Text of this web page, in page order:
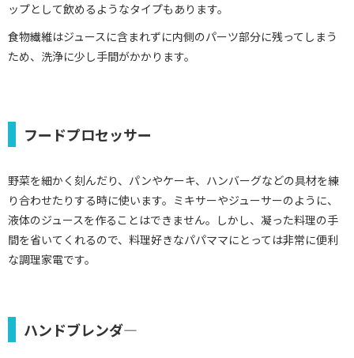
ップとして飲めるようなタイプもあります。
食物繊維はジュースに含まれずに内側のパーツ部分に残ってしまう
ため、洗浄に少し手間がかかります。
フードプロセッサー
野菜を細かく刻んだり、パンやケーキ、ハンバーグなどの具材を練
り合わせたりする時に使います。ミキサーやジューサーのように、
液体のジュースを作ることはできません。しかし、凝った料理の手
間を省いてくれるので、料理好きなパパママにとっては非常に便利
な調理家電です。
ハンドブレンダ―